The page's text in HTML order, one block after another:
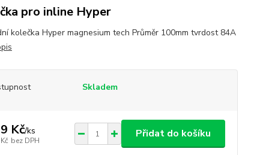
pro inline Hyper
kolečka Hyper magnesium tech Průměr 100mm tvrdost 84A
Skladem
Kč/ks
bez DPH
Přidat do košíku